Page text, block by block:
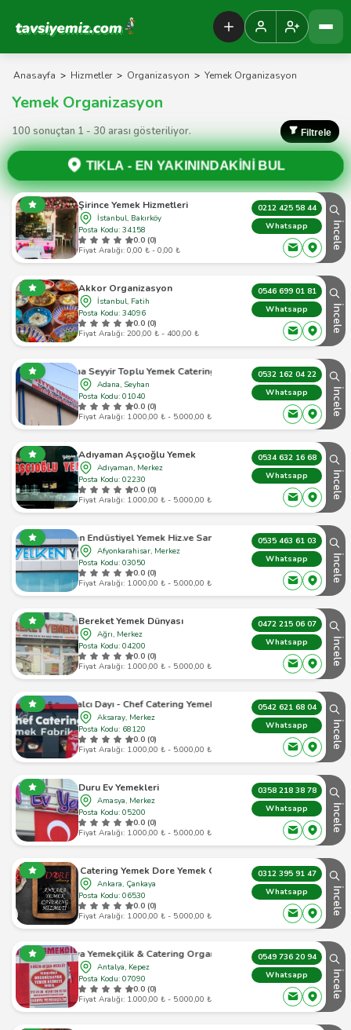
Tavsiyemiz Anasayfa
Anasayfa > Hizmetler > Organizasyon > Yemek Organizasyon
Yemek Organizasyon
100 sonuçtan 1 - 30 arası gösteriliyor. Filtrele
TIKLA - EN YAKININDAKİNİ BUL
Şirince Yemek Hizmetleri
İstanbul, Bakırköy
Posta Kodu: 34158
0.0 (0)
Fiyat Aralığı: 0,00 ₺ - 0,00 ₺
0212 425 58 44
Whatsapp
İncele
Akkor Organizasyon
İstanbul, Fatih
Posta Kodu: 34096
0.0 (0)
Fiyat Aralığı: 200,00 ₺ - 400,00 ₺
0546 699 01 81
Whatsapp
İncele
Adana Seyyir Toplu Yemek Catering Firması
Adana, Seyhan
Posta Kodu: 01040
0.0 (0)
Fiyat Aralığı: 1.000,00 ₺ - 5.000,00 ₺
0532 162 04 22
Whatsapp
İncele
Adıyaman Aşçıoğlu Yemek
Adıyaman, Merkez
Posta Kodu: 02230
0.0 (0)
Fiyat Aralığı: 1.000,00 ₺ - 5.000,00 ₺
0534 632 16 68
Whatsapp
İncele
Yelken Endüstiyel Yemek Hiz.ve San.tic.ltd.şti
Afyonkarahisar, Merkez
Posta Kodu: 03050
0.0 (0)
Fiyat Aralığı: 1.000,00 ₺ - 5.000,00 ₺
0535 463 61 03
Whatsapp
İncele
Bereket Yemek Dünyası
Ağrı, Merkez
Posta Kodu: 04200
0.0 (0)
Fiyat Aralığı: 1.000,00 ₺ - 5.000,00 ₺
0472 215 06 07
Whatsapp
İncele
Mangalcı Dayı - Chef Catering Yemek Fabrikası
Aksaray, Merkez
Posta Kodu: 68120
0.0 (0)
Fiyat Aralığı: 1.000,00 ₺ - 5.000,00 ₺
0542 621 68 04
Whatsapp
İncele
Duru Ev Yemekleri
Amasya, Merkez
Posta Kodu: 05200
0.0 (0)
Fiyat Aralığı: 1.000,00 ₺ - 5.000,00 ₺
0358 218 38 78
Whatsapp
İncele
Ankara Catering Yemek Dore Yemek Organizasyon
Ankara, Çankaya
Posta Kodu: 06530
0.0 (0)
Fiyat Aralığı: 1.000,00 ₺ - 5.000,00 ₺
0312 395 91 47
Whatsapp
İncele
Dünya Yemekçilik & Catering Organizasyon
Antalya, Kepez
Posta Kodu: 07090
0.0 (0)
Fiyat Aralığı: 1.000,00 ₺ - 5.000,00 ₺
0549 736 20 94
Whatsapp
İncele